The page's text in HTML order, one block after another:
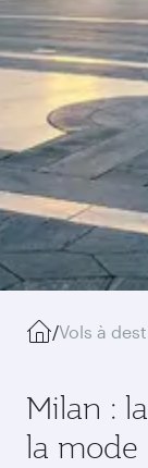
/Vols à
Milan :
la mode